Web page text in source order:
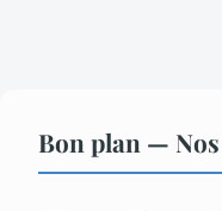
Bon plan —